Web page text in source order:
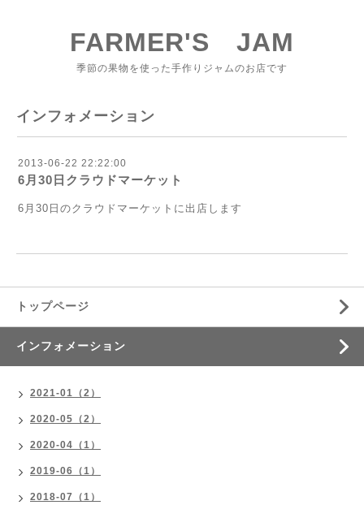
FARMER'S JAM
季節の果物を使った手作りジャムのお店です
インフォメーション
2013-06-22 22:22:00
6月30日クラウドマーケット
6月30日のクラウドマーケットに出店します
トップページ
インフォメーション
2021-01（2）
2020-05（2）
2020-04（1）
2019-06（1）
2018-07（1）